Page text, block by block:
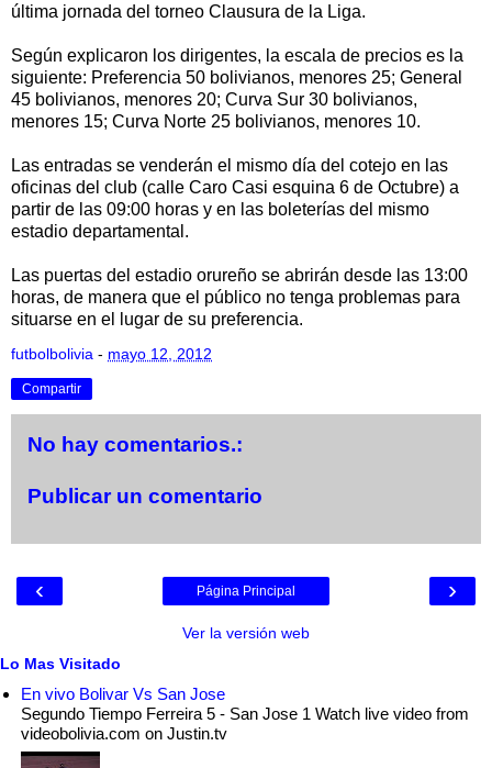
última jornada del torneo Clausura de la Liga.
Según explicaron los dirigentes, la escala de precios es la
siguiente: Preferencia 50 bolivianos, menores 25; General
45 bolivianos, menores 20; Curva Sur 30 bolivianos,
menores 15; Curva Norte 25 bolivianos, menores 10.
Las entradas se venderán el mismo día del cotejo en las
oficinas del club (calle Caro Casi esquina 6 de Octubre) a
partir de las 09:00 horas y en las boleterías del mismo
estadio departamental.
Las puertas del estadio orureño se abrirán desde las 13:00
horas, de manera que el público no tenga problemas para
situarse en el lugar de su preferencia.
futbolbolivia - mayo 12, 2012
Compartir
No hay comentarios.:
Publicar un comentario
‹ ›
Página Principal
Ver la versión web
Lo Mas Visitado
En vivo Bolivar Vs San Jose
Segundo Tiempo Ferreira 5 - San Jose 1 Watch live video from
videobolivia.com on Justin.tv